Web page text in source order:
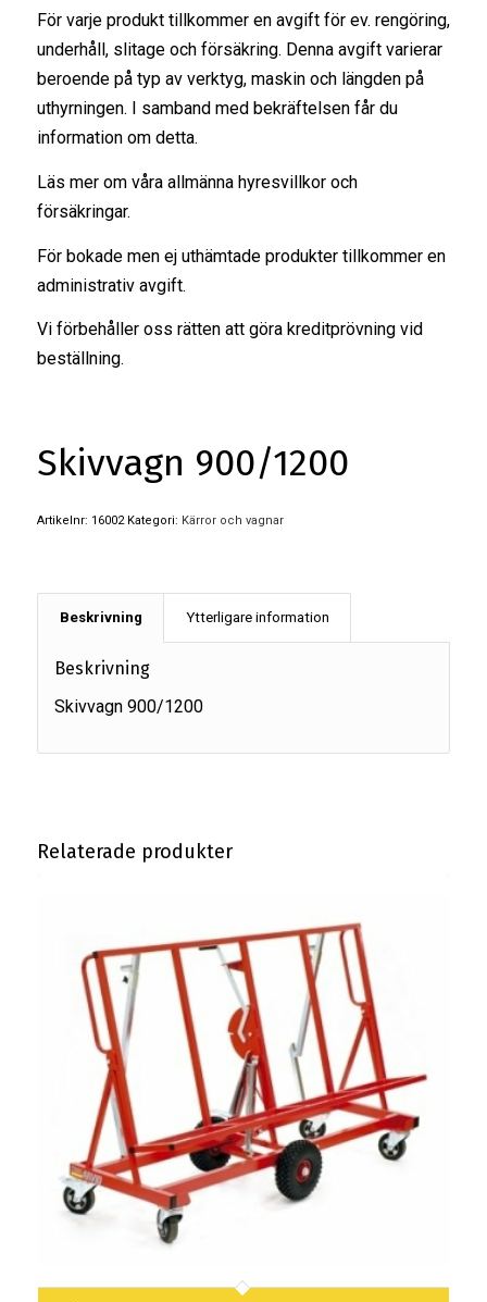
För varje produkt tillkommer en avgift för ev. rengöring,
underhåll, slitage och försäkring. Denna avgift varierar
beroende på typ av verktyg, maskin och längden på
uthyrningen. I samband med bekräftelsen får du
information om detta.
Läs mer om våra allmänna hyresvillkoroch
försäkringar.
För bokade men ej uthämtade produkter tillkommer en
administrativ avgift.
Vi förbehåller oss rätten att göra kreditprövning vid
beställning.
Skivvagn 900/1200
Artikelnr: 16002 Kategori: Kärror och vagnar
Beskrivning Ytterligare information
Beskrivning
Skivvagn 900/1200
Relaterade produkter